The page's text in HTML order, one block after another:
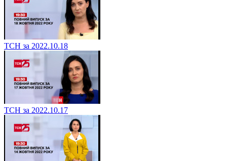
ТСН за 2022.10.18
ТСН за 2022.10.17